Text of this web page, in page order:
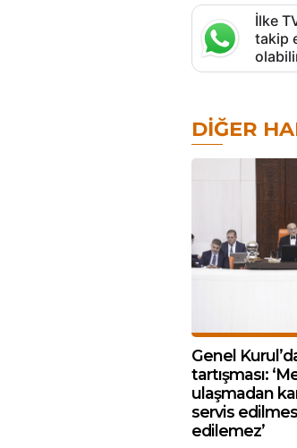
İlke
takip
DIĞER
Genel
tartışması:
ulaşmadan
servis
edilemez’